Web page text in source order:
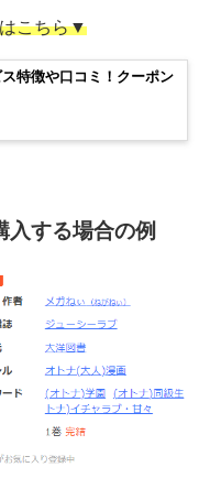
こちら▼
ス特徴や口コミ！クーポン
入する場合の例